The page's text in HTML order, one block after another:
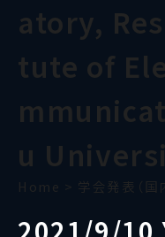
atory,
tute of
u
Home > 学会発表（国
2021/9/10